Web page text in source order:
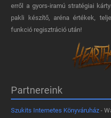
erről a gyors-iramú stratégiai
pakli készítő, aréna értékek,
funkció regisztráció után!
Partnereink
Szukits Internetes Könyváruház -